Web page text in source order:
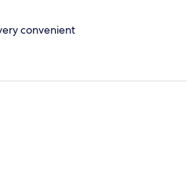
convenient